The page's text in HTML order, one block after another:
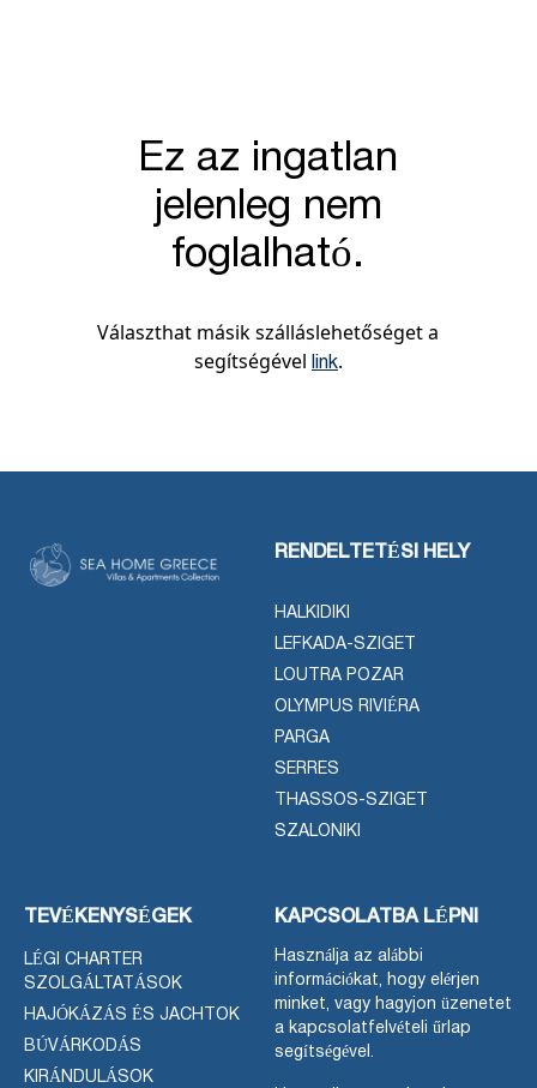
Ez az ingatlan
jelenleg nem
foglalható.
Választhat másik szálláslehetőséget a
segítségével link.
RENDELTETÉSI HELY
HALKIDIKI
LEFKADA-SZIGET
LOUTRA POZAR
OLYMPUS RIVIÉRA
PARGA
SERRES
THASSOS-SZIGET
SZALONIKI
TEVÉKENYSÉGEK
LÉGI CHARTER
SZOLGÁLTATÁSOK
HAJÓKÁZÁS ÉS JACHTOK
BÚVÁRKODÁS
KIRÁNDULÁSOK
KAPCSOLATBA LÉPNI
Használja az alábbi
információkat, hogy elérjen
minket, vagy hagyjon üzenetet
a kapcsolatfelvételi űrlap
segítségével.